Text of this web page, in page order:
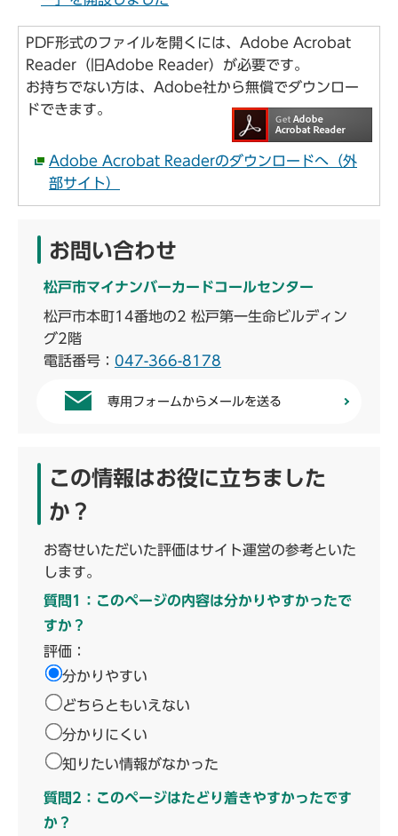
PDF形式のファイルを開くには、Adobe Acrobat
Reader（旧Adobe Reader）が必要です。
お持ちでない方は、Adobe社から無償でダウンロー
ドできます。
Adobe Acrobat Readerのダウンロードへ（外
部サイト）
お問い合わせ
松戸市マイナンバーカードコールセンター
松戸市本町14番地の2 松戸第一生命ビルディン
グ2階
電話番号： 047-366-8178
専用フォームからメールを送る
この情報はお役に立ちました
か？
お寄せいただいた評価はサイト運営の参考といた
します。
質問1：このページの内容は分かりやすかったで
すか？
評価：
分かりやすい
どちらともいえない
分かりにくい
知りたい情報がなかった
質問2：このページはたどり着きやすかったです
か？